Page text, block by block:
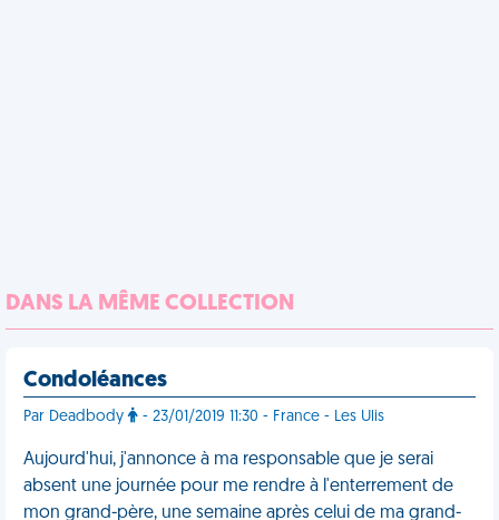
DANS LA MÊME COLLECTION
Condoléances
Par Deadbody - 23/01/2019 11:30 - France - Les Ulis
Aujourd'hui, j'annonce à ma responsable que je serai
absent une journée pour me rendre à l'enterrement de
mon grand-père, une semaine après celui de ma grand-